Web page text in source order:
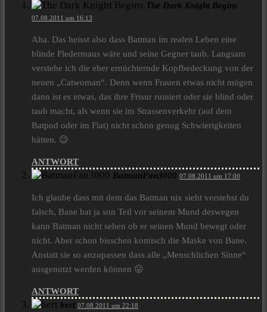
The Dark Knight Begins
07.08.2011 um 16:13
Aha. Das heisst also dass Batman im realen Leben eine
blinde Fledermaus wäre und seine Gegner taub. Langsam
verstehe ich die eher ernüchternde Kopfbedeckung von der
neuen „Catwoman“. Denn wenn Frauen etwas nicht mögen
dann ist es etwas, das ihre Frisur ruiniert oder sie blind oder
taub macht, als wenn sie im Strassenverkehr (auf dem
Batpod oder im Fiat) nicht schon genug Schwierigkeiten
hätten. 😉
ANTWORT
BatmanFan3000 07.08.2011 um 17:00
Ich glaube dass mit dem das Batman nix sieht verstehst du
falsch, Bane hat ja son Teil vor seinem Mund deswegen
kann Batman nicht sehen ob er seinen Mund bewegt oder
nicht. Aber schon bisschen komisch die Maske von Bane.
Anstatt sie so anzupassen dass alle „Menschlichen Sinne“
ausgenutzt werden können 😛
ANTWORT
bert 07.08.2011 um 22:18